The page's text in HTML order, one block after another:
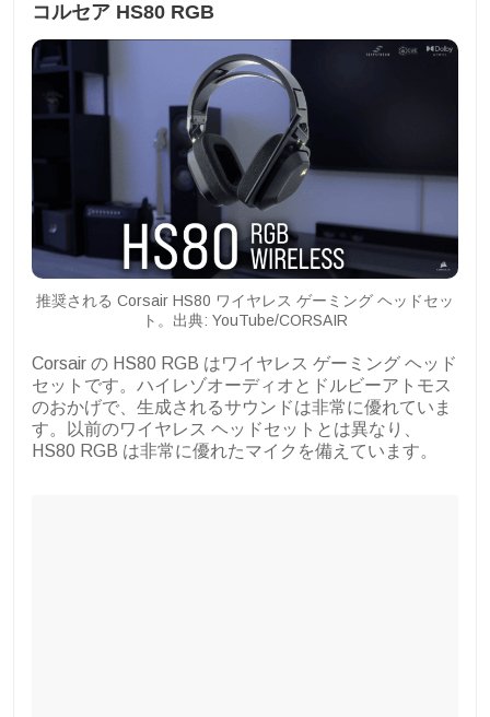
コルセア HS80 RGB
推奨される Corsair HS80 ワイヤレス ゲーミング ヘッドセッ
ト。出典: YouTube/CORSAIR
Corsair の HS80 RGB はワイヤレス ゲーミング ヘッド
セットです。ハイレゾオーディオとドルビーアトモス
のおかげで、生成されるサウンドは非常に優れていま
す。以前のワイヤレス ヘッドセットとは異なり、
HS80 RGB は非常に優れたマイクを備えています。